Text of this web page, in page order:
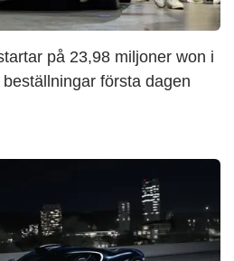
på 23,98 miljoner won i
första dagen